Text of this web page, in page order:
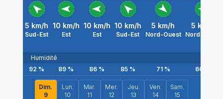
5 km/h
Sud-Est
10 km/h
Est
10 km/h
Est
10 km/h
Sud-Est
5 km/h
Nord-Ouest
5 km/h
Nord-Ouest
Humidité
92 % 89 % 86 % 85% 71% 60
Dim.
9
Lun.
10
Mar.
11
Mer.
12
Jeu.
13
Ven.
14
Sam.
15